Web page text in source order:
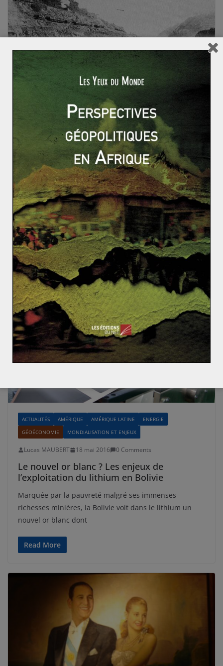
MONDE ET MONDIALISATION
Lucas MAUBERT 25 mai 2016 2 Comments
La construction du Canal de Panama
L’idée de construction du canal de Panama constitua un
défi d’importance stratégique à fin du XIXème siècle
pour favoriser l’essor du commerce
Read More
ACTUALITÉS AMÉRIQUE AMÉRIQUE LATINE
ENERGIE
GÉOÉCONOMIE
MONDIALISATION ET ENJEUX
Lucas MAUBERT 18 mai 2016 0 Comments
Le nouvel or blanc ? Les enjeux de
l’exploitation du lithium en Bolivie
Marquée par la pauvreté malgré ses immenses
richesses minières, la Bolivie voit dans le lithium un
nouvel or blanc dont
Read More